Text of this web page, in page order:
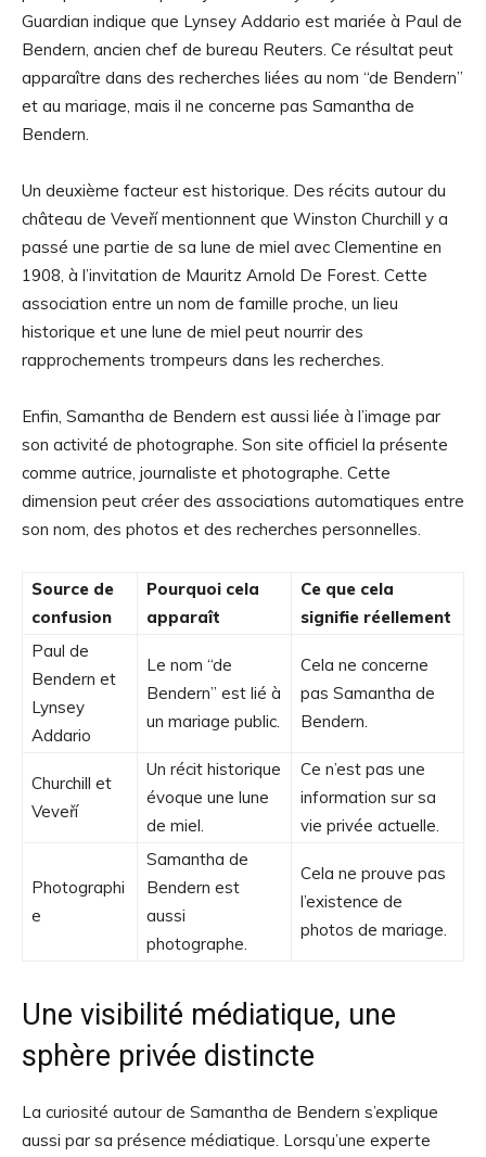
Guardian indique que Lynsey Addario est mariée à Paul de
Bendern, ancien chef de bureau Reuters. Ce résultat peut
apparaître dans des recherches liées au nom “de Bendern”
et au mariage, mais il ne concerne pas Samantha de
Bendern.
Un deuxième facteur est historique. Des récits autour du
château de Veveří mentionnent que Winston Churchill y a
passé une partie de sa lune de miel avec Clementine en
1908, à l’invitation de Mauritz Arnold De Forest. Cette
association entre un nom de famille proche, un lieu
historique et une lune de miel peut nourrir des
rapprochements trompeurs dans les recherches.
Enfin, Samantha de Bendern est aussi liée à l’image par
son activité de photographe. Son site officiel la présente
comme autrice, journaliste et photographe. Cette
dimension peut créer des associations automatiques entre
son nom, des photos et des recherches personnelles.
Source de
confusion
Pourquoi cela
apparaît
Ce que cela
signifie réellement
Paul de
Bendern et
Lynsey
Addario
Le nom “de
Bendern” est lié à
un mariage public.
Cela ne concerne
pas Samantha de
Bendern.
Churchill et
Veveří
Un récit historique
évoque une lune
de miel.
Ce n’est pas une
information sur sa
vie privée actuelle.
Photographi
e
Samantha de
Bendern est
aussi
photographe.
Cela ne prouve pas
l’existence de
photos de mariage.
Une visibilité médiatique, une
sphère privée distincte
La curiosité autour de Samantha de Bendern s’explique
aussi par sa présence médiatique. Lorsqu’une experte